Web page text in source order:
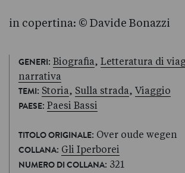
in copertina: © Davide Bonazzi
GENERI: Biografia, Letteratura di
narrativa
TEMI: Storia, Sulla strada, Viaggio
PAESE: Paesi Bassi
TITOLO ORIGINALE: Over oude wegen
COLLANA: Gli Iperborei
NUMERO DI COLLANA: 321